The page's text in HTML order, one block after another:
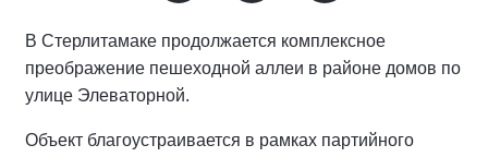
В Стерлитамаке продолжается комплексное
преображение пешеходной аллеи в районе домов по
улице Элеваторной.
Объект благоустраивается в рамках партийного